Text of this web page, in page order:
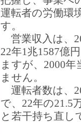
運転者の労働環
す。
営業収入は、
22年1兆1587億
ますが、2000
ません。
運転者数は、
で、22年の21.5
と若干持ち直し